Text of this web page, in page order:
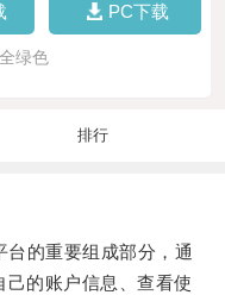
PC下载
绿色
排行
的重要组成部分，通
的账户信息、查看使